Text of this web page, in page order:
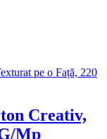
Creativ,
Mp